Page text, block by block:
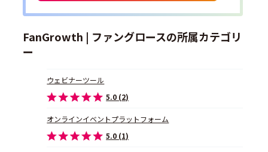
FanGrowth | ファングロースの所属カテゴリ
ー
ウェビナーツール
5.0 (2)
オンラインイベントプラットフォーム
5.0 (1)